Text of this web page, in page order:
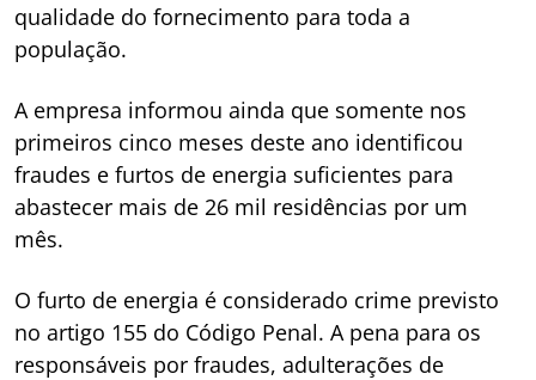
qualidade do fornecimento para toda a
população.
A empresa informou ainda que somente nos
primeiros cinco meses deste ano identificou
fraudes e furtos de energia suficientes para
abastecer mais de 26 mil residências por um
mês.
O furto de energia é considerado crime previsto
no artigo 155 do Código Penal. A pena para os
responsáveis por fraudes, adulterações de